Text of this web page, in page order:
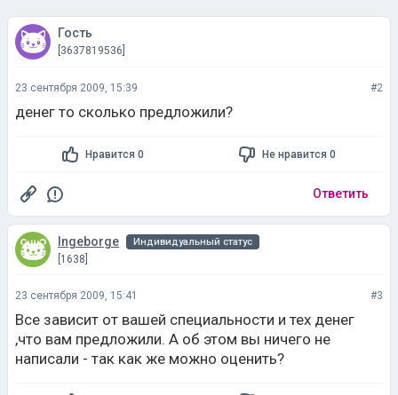
Гость
[3637819536]
23 сентября 2009, 15:39 #2
денег то сколько предложили?
Нравится 0 Не нравится 0
Ответить
Ingeborge Индивидуальный статус
[1638]
23 сентября 2009, 15:41 #3
Все зависит от вашей специальности и тех денег
,что вам предложили. А об этом вы ничего не
написали - так как же можно оценить?